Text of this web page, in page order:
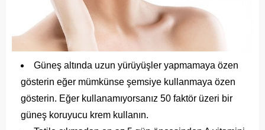
Güneş altında uzun yürüyüşler yapmamaya özen
gösterin eğer mümkünse şemsiye kullanmaya özen
gösterin. Eğer kullanamıyorsanız 50 faktör üzeri bir
güneş koruyucu krem kullanın.